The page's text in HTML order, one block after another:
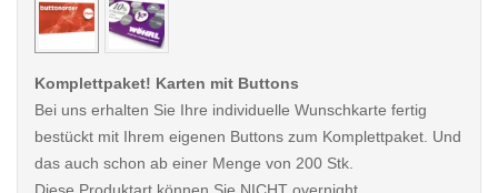
Komplettpaket! Karten mit Buttons
Bei uns erhalten Sie Ihre individuelle Wunschkarte fertig
bestückt mit Ihrem eigenen Buttons zum Komplettpaket. Und
das auch schon ab einer Menge von 200 Stk.